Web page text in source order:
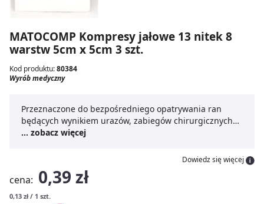
MATOCOMP Kompresy jałowe 13 nitek 8
warstw 5cm x 5cm 3 szt.
Kod produktu:80384
Wyrób medyczny
Przeznaczone do bezpośredniego opatrywania ran
będących wynikiem urazów, zabiegów chirurgicznych
oraz do innych zabiegów wymagających stosowania
... zobacz więcej
Dowiedz się więcej
cena: 0,39 zł
0,13 zł / 1 szt.